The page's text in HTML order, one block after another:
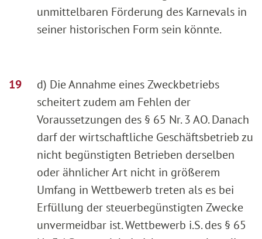
unmittelbaren Förderung des Karnevals in
seiner historischen Form sein könnte.
d) Die Annahme eines Zweckbetriebs
scheitert zudem am Fehlen der
Voraussetzungen des § 65 Nr. 3 AO. Danach
darf der wirtschaftliche Geschäftsbetrieb zu
nicht begünstigten Betrieben derselben
oder ähnlicher Art nicht in größerem
Umfang in Wettbewerb treten als es bei
Erfüllung der steuerbegünstigten Zwecke
unvermeidbar ist. Wettbewerb i.S. des § 65